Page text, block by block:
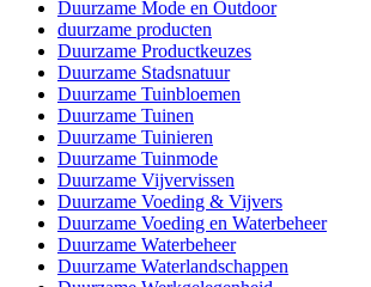
Duurzame Mode en Outdoor
duurzame producten
Duurzame Productkeuzes
Duurzame Stadsnatuur
Duurzame Tuinbloemen
Duurzame Tuinen
Duurzame Tuinieren
Duurzame Tuinmode
Duurzame Vijvervissen
Duurzame Voeding & Vijvers
Duurzame Voeding en Waterbeheer
Duurzame Waterbeheer
Duurzame Waterlandschappen